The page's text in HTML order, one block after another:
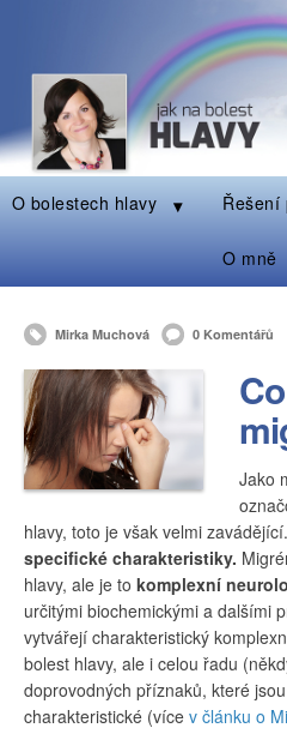
O bolestech hlavy Řešení
O mně
Mirka Muchová 0 Komentářů
Jako
hlavy, toto je však velmi
specifické charakteristiky.
hlavy, ale je to komplexní
určitými biochemickými a dalšími
vytvářejí charakteristický
bolest hlavy, ale i celou řadu
doprovodných příznaků, které
charakteristické (více v článku o